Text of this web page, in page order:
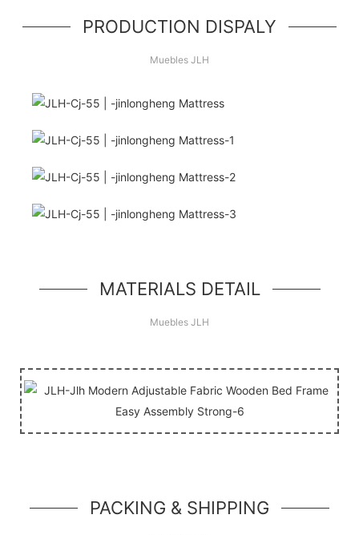
PRODUCTION DISPALY
Muebles JLH
¡Hola Mundo!
MATERIALS DETAIL
Muebles JLH
PACKING & SHIPPING